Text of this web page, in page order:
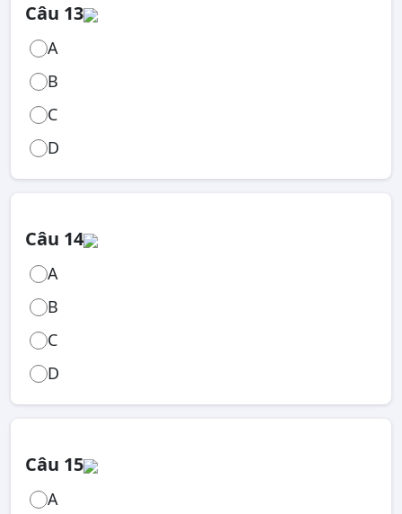
Câu 13
A
B
C
D
Câu 14
A
B
C
D
Câu 15
A